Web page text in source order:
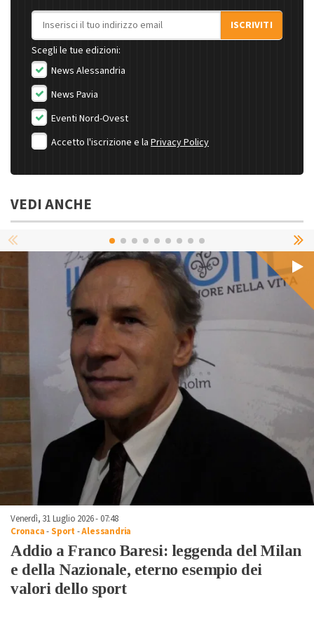
Indirizzo email
ISCRIVITI
Scegli le tue edizioni:
News Alessandria
News Pavia
Eventi Nord-Ovest
Accetto l'iscrizione e la Privacy Policy
VEDI ANCHE
Venerdì, 31 Luglio 2026 - 07:48
Cronaca-Sport -Alessandria
Addio a Franco Baresi: leggenda del Milan
e della Nazionale, eterno esempio dei
valori dello sport